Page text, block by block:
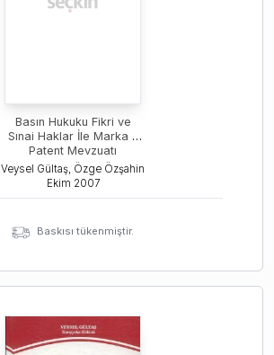
Basın Hukuku Fikri ve
Sınai Haklar İle Marka -
Patent Mevzuatı
Veysel Gültaş, Özge Özşahin
Ekim 2007
Baskısı tükenmiştir.